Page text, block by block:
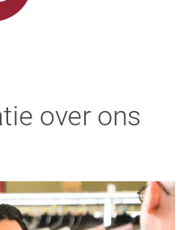
over ons